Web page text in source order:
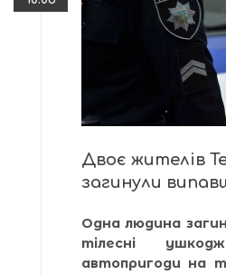
Двоє жителів
загинули
Одна людина
тілесні
автопригоди на